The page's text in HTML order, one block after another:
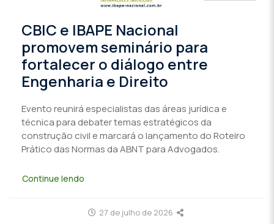
CBIC e IBAPE Nacional
promovem seminário para
fortalecer o diálogo entre
Engenharia e Direito
Evento reunirá especialistas das áreas jurídica e
técnica para debater temas estratégicos da
construção civil e marcará o lançamento do Roteiro
Prático das Normas da ABNT para Advogados.
Continue lendo
27 de julho de 2026